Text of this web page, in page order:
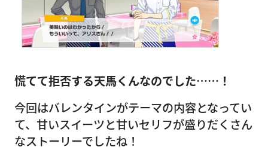
慌てて拒否する天馬くんなのでした……！
今回はバレンタインがテーマの内容となってい
て、甘いスイーツと甘いセリフが盛りだくさん
なストーリーでしたね！